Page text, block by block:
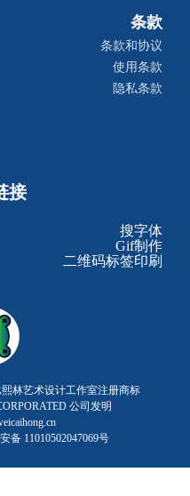
条款
条款和协议
使用条款
隐私条款
接
搜字体
Gif制作
二维码标签印刷
林艺术设计工作室注册商标
公司发明
备 11010502047069号